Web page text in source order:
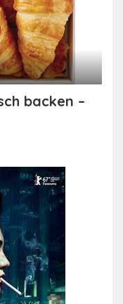
backen –